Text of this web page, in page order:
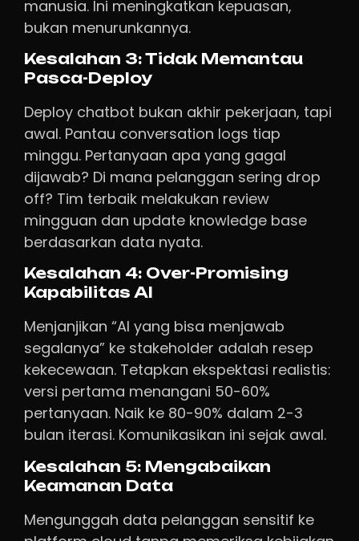
manusia. Ini meningkatkan kepuasan,
bukan menurunkannya.
Kesalahan 3: Tidak Memantau
Pasca-Deploy
Deploy chatbot bukan akhir pekerjaan, tapi
awal. Pantau conversation logs tiap
minggu. Pertanyaan apa yang gagal
dijawab? Di mana pelanggan sering drop
off? Tim terbaik melakukan review
mingguan dan update knowledge base
berdasarkan data nyata.
Kesalahan 4: Over-Promising
Kapabilitas AI
Menjanjikan “AI yang bisa menjawab
segalanya” ke stakeholder adalah resep
kekecewaan. Tetapkan ekspektasi realistis:
versi pertama menangani 50-60%
pertanyaan. Naik ke 80-90% dalam 2-3
bulan iterasi. Komunikasikan ini sejak awal.
Kesalahan 5: Mengabaikan
Keamanan Data
Mengunggah data pelanggan sensitif ke